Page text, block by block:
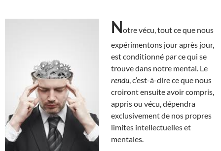
Notre vécu, tout ce que nous
expérimentons jour après jour,
est conditionné par ce qui se
trouve dans notre mental. Le
rendu , c’est-à-dire ce que nous
croiront ensuite avoir compris,
appris ou vécu, dépendra
exclusivement de nos propres
limites intellectuelles et
mentales.